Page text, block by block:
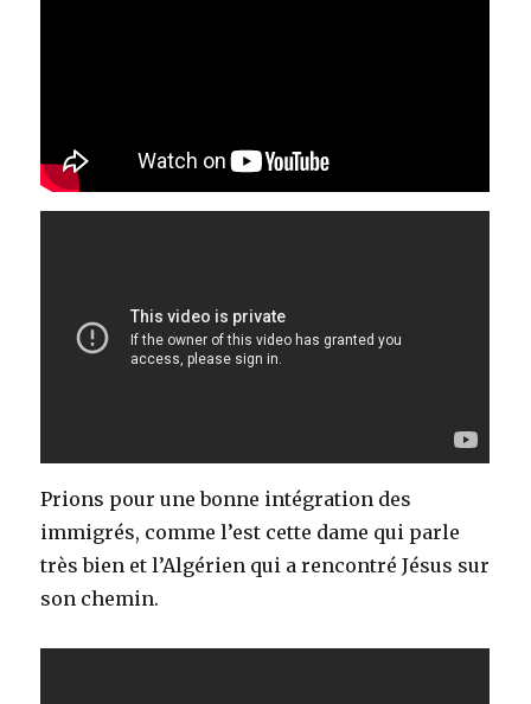
Prions pour une bonne intégration des
immigrés, comme l’est cette dame qui parle
très bien et l’Algérien qui a rencontré Jésus sur
son chemin.